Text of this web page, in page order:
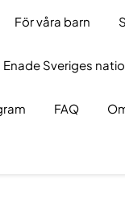
För våra barn
Sveriges
FAQ